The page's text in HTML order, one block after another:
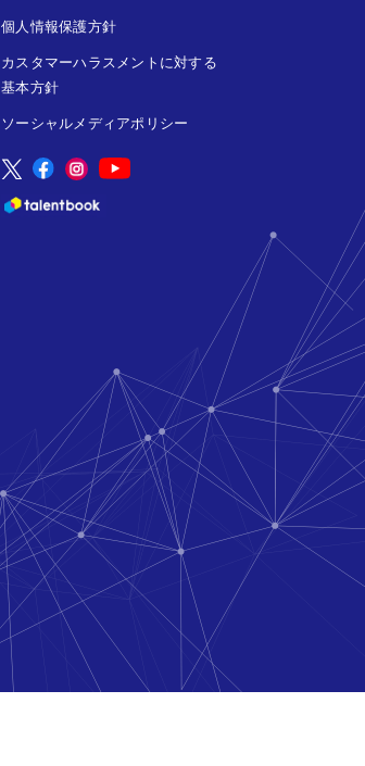
個人情報保護方針
カスタマーハラスメントに対する
基本方針
ソーシャルメディアポリシー